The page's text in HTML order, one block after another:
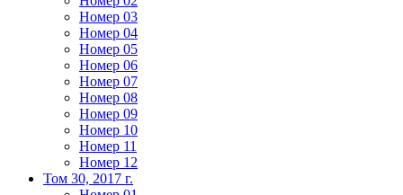
Номер 03
Номер 04
Номер 05
Номер 06
Номер 07
Номер 08
Номер 09
Номер 10
Номер 11
Номер 12
Том 30, 2017 г.